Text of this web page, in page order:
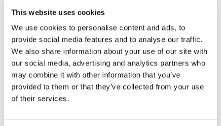
This website uses cookies
We use cookies to personalise content and ads, to
provide social media features and to analyse our traffic.
We also share information about your use of our site with
our social media, advertising and analytics partners who
may combine it with other information that you’ve
provided to them or that they’ve collected from your use
of their services.
Lägg till i varukorg
Rotor, komplett med slagor
OR80013456G
35 730kr (ex. moms)
Grön truckknapp
A00220
530kr (ex. moms)